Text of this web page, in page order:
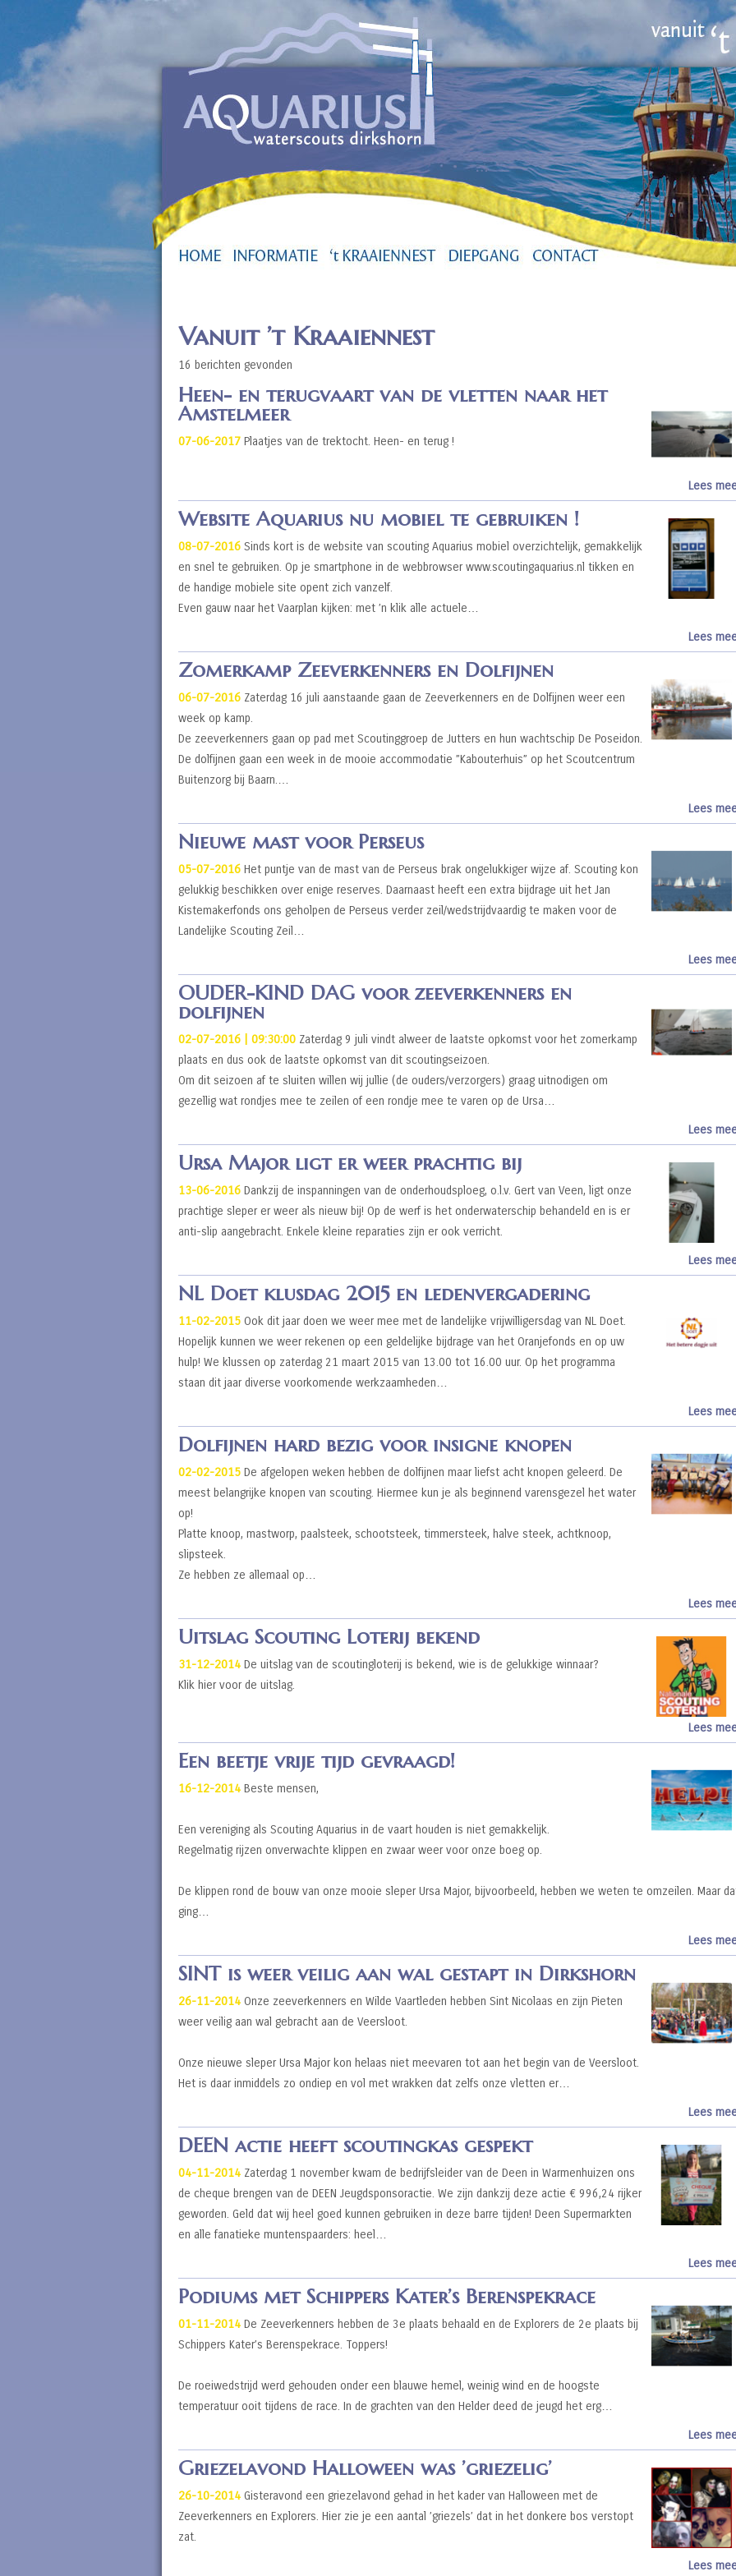
Vanuit ’t Kraaiennest
16 berichten gevonden
Heen- en terugvaart van de vletten naar het
Amstelmeer
07-06-2017 Plaatjes van de trektocht. Heen- en terug !
Lees
Website Aquarius nu mobiel te gebruiken !
08-07-2016 Sinds kort is de website van scouting Aquarius mobiel overzichtelijk, gemakkelijk
en snel te gebruiken. Op je smartphone in de webbrowser www.scoutingaquarius.nl tikken en
de handige mobiele site opent zich vanzelf.
Even gauw naar het Vaarplan kijken: met ’n klik alle actuele…
Lees
Zomerkamp Zeeverkenners en Dolfijnen
06-07-2016 Zaterdag 16 juli aanstaande gaan de Zeeverkenners en de Dolfijnen weer een
week op kamp.
De zeeverkenners gaan op pad met Scoutinggroep de Jutters en hun wachtschip De Poseidon.
De dolfijnen gaan een week in de mooie accommodatie ”Kabouterhuis” op het Scoutcentrum
Buitenzorg bij Baarn.…
Lees
Nieuwe mast voor Perseus
05-07-2016 Het puntje van de mast van de Perseus brak ongelukkiger wijze af. Scouting kon
gelukkig beschikken over enige reserves. Daarnaast heeft een extra bijdrage uit het Jan
Kistemakerfonds ons geholpen de Perseus verder zeil/wedstrijdvaardig te maken voor de
Landelijke Scouting Zeil…
Lees
OUDER-KIND DAG voor zeeverkenners en
dolfijnen
02-07-2016 | 09:30:00 Zaterdag 9 juli vindt alweer de laatste opkomst voor het zomerkamp
plaats en dus ook de laatste opkomst van dit scoutingseizoen.
Om dit seizoen af te sluiten willen wij jullie (de ouders/verzorgers) graag uitnodigen om
gezellig wat rondjes mee te zeilen of een rondje mee te varen op de Ursa…
Lees
Ursa Major ligt er weer prachtig bij
13-06-2016 Dankzij de inspanningen van de onderhoudsploeg, o.l.v. Gert van Veen, ligt onze
prachtige sleper er weer als nieuw bij! Op de werf is het onderwaterschip behandeld en is er
anti-slip aangebracht. Enkele kleine reparaties zijn er ook verricht.
Lees
NL Doet klusdag 2015 en ledenvergadering
11-02-2015 Ook dit jaar doen we weer mee met de landelijke vrijwilligersdag van NL Doet.
Hopelijk kunnen we weer rekenen op een geldelijke bijdrage van het Oranjefonds en op uw
hulp! We klussen op zaterdag 21 maart 2015 van 13.00 tot 16.00 uur. Op het programma
staan dit jaar diverse voorkomende werkzaamheden…
Lees
Dolfijnen hard bezig voor insigne knopen
02-02-2015 De afgelopen weken hebben de dolfijnen maar liefst acht knopen geleerd. De
meest belangrijke knopen van scouting. Hiermee kun je als beginnend varensgezel het water
op!
Platte knoop, mastworp, paalsteek, schootsteek, timmersteek, halve steek, achtknoop,
slipsteek.
Ze hebben ze allemaal op…
Lees
Uitslag Scouting Loterij bekend
31-12-2014 De uitslag van de scoutingloterij is bekend, wie is de gelukkige winnaar?
Klik hier voor de uitslag.
Lees
Een beetje vrije tijd gevraagd!
16-12-2014 Beste mensen,
Een vereniging als Scouting Aquarius in de vaart houden is niet gemakkelijk.
Regelmatig rijzen onverwachte klippen en zwaar weer voor onze boeg op.
De klippen rond de bouw van onze mooie sleper Ursa Major, bijvoorbeeld, hebben we weten te omzeilen. Maar
ging…
Lees
SINT is weer veilig aan wal gestapt in Dirkshorn
26-11-2014 Onze zeeverkenners en Wilde Vaartleden hebben Sint Nicolaas en zijn Pieten
weer veilig aan wal gebracht aan de Veersloot.
Onze nieuwe sleper Ursa Major kon helaas niet meevaren tot aan het begin van de Veersloot.
Het is daar inmiddels zo ondiep en vol met wrakken dat zelfs onze vletten er…
Lees
DEEN actie heeft scoutingkas gespekt
04-11-2014 Zaterdag 1 november kwam de bedrijfsleider van de Deen in Warmenhuizen ons
de cheque brengen van de DEEN Jeugdsponsoractie. We zijn dankzij deze actie € 996,24 rijker
geworden. Geld dat wij heel goed kunnen gebruiken in deze barre tijden! Deen Supermarkten
en alle fanatieke muntenspaarders: heel…
Lees
Podiums met Schippers Kater’s Berenspekrace
01-11-2014 De Zeeverkenners hebben de 3e plaats behaald en de Explorers de 2e plaats bij
Schippers Kater’s Berenspekrace. Toppers!
De roeiwedstrijd werd gehouden onder een blauwe hemel, weinig wind en de hoogste
temperatuur ooit tijdens de race. In de grachten van den Helder deed de jeugd het erg…
Lees
Griezelavond Halloween was ’griezelig’
26-10-2014 Gisteravond een griezelavond gehad in het kader van Halloween met de
Zeeverkenners en Explorers. Hier zie je een aantal ’griezels’ dat in het donkere bos verstopt
zat.
Lees